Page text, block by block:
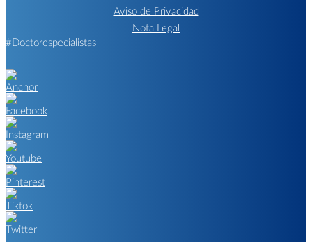
Aviso de Privacidad
Nota Legal
#Doctorespecialistas